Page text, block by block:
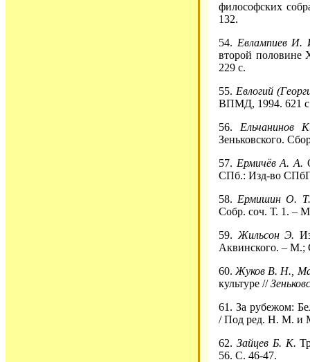
философских
132.
54. Евлампиев И.
второй
229 с.
55. Евлогий
ВПМД, 1994. 621
56.
Зеньковского.
57. Ермичёв А. А.
СПб.: Изд-во
58. Ермишин О.
Собр. соч. Т. 1. –
59. Жильсон Э.
Аквинского. – М.;
60. Жуков В. Н.,
культуре //
61. За рубежом:
/ Под ред. Н. М. и
62. Зайцев Б. К.
56. С. 46-47.